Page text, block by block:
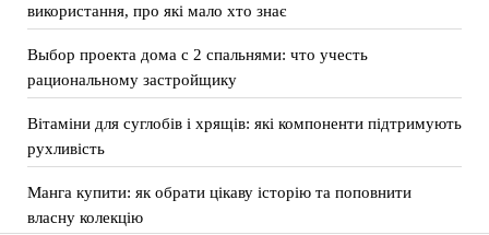
використання, про які мало хто знає
Выбор проекта дома с 2 спальнями: что учесть
рациональному застройщику
Вітаміни для суглобів і хрящів: які компоненти підтримують
рухливість
Манга купити: як обрати цікаву історію та поповнити
власну колекцію